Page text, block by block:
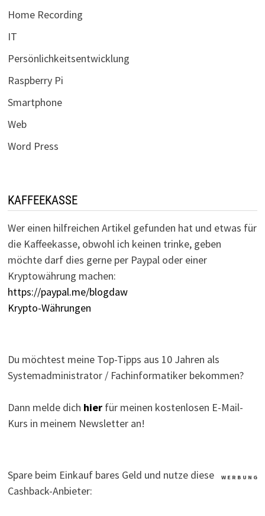
Home Recording
IT
Persönlichkeitsentwicklung
Raspberry Pi
Smartphone
Web
Word Press
KAFFEEKASSE
Wer einen hilfreichen Artikel gefunden hat und etwas für
die Kaffeekasse, obwohl ich keinen trinke, geben
möchte darf dies gerne per Paypal oder einer
Kryptowährung machen:
https://paypal.me/blogdaw
Krypto-Währungen
Du möchtest meine Top-Tipps aus 10 Jahren als
Systemadministrator / Fachinformatiker bekommen?
Dann melde dich hierfür meinen kostenlosen E-Mail-
Kurs in meinem Newsletter an!
W E R B U N G
Spare beim Einkauf bares Geld und nutze diese
Cashback-Anbieter: